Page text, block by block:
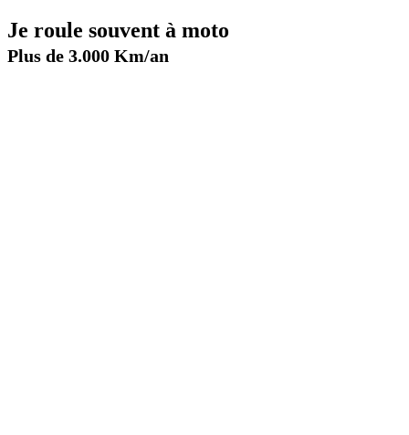
Je roule souvent à moto
Plus de 3.000 Km/an